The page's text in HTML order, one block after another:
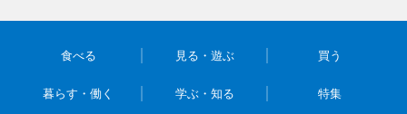
食べる 見る・遊ぶ 買う
暮らす・働く 学ぶ・知る 特集